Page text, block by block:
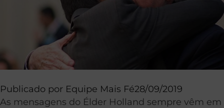
Publicado por Equipe Mais Fé28/09/2019
As mensagens do Élder Holland sempre vêm em